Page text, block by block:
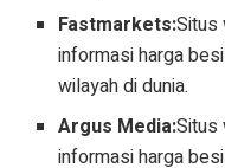
Fastmarkets:Situs
informasi harga
wilayah di dunia.
Argus Media:Situs
informasi harga